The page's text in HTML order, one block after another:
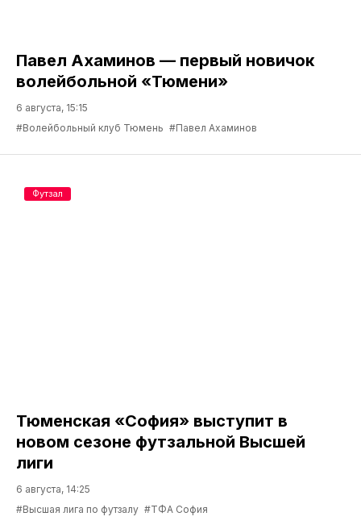
Павел Ахаминов — первый новичок
волейбольной «Тюмени»
6 августа, 15:15
#Волейбольный клуб Тюмень #Павел Ахаминов
Тюменская «София» выступит в
новом сезоне футзальной Высшей
лиги
6 августа, 14:25
#Высшая лига по футзалу #ТФА София
Футзал